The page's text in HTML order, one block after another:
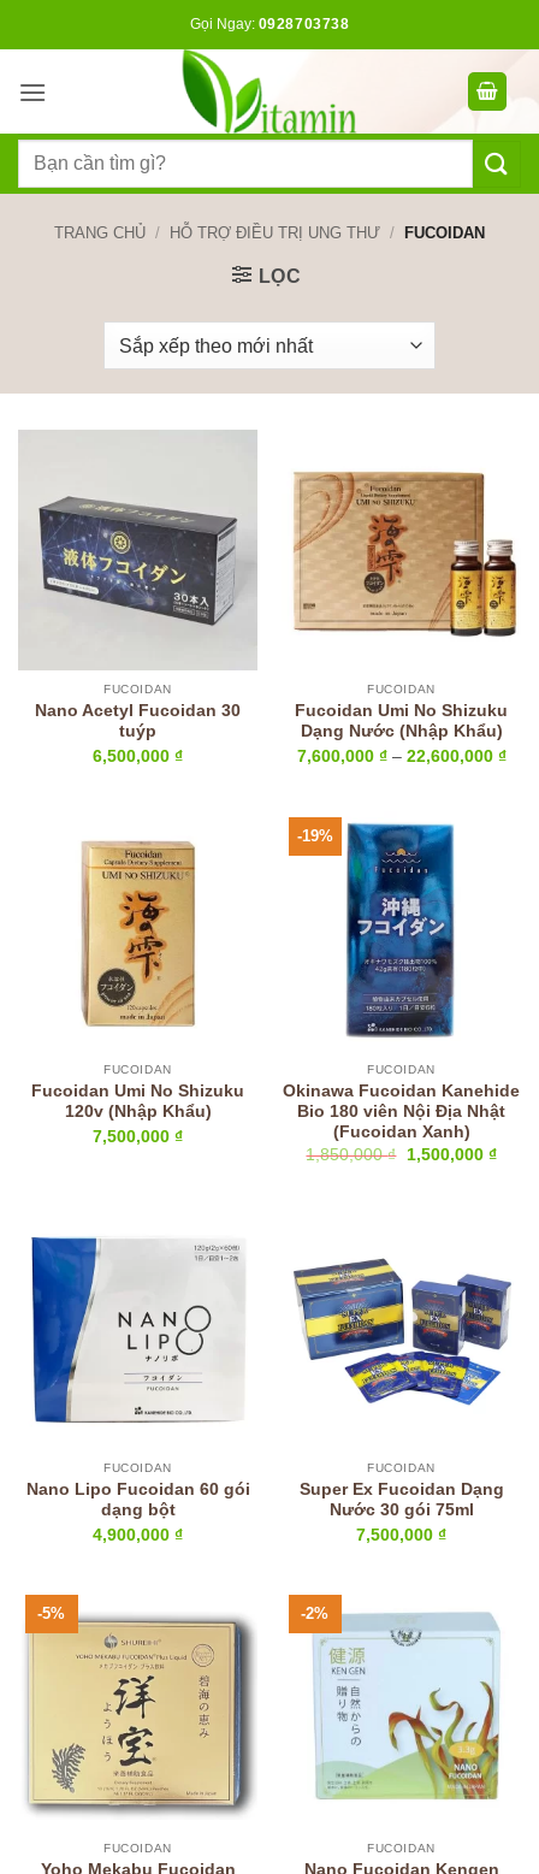
dung
Gọi Ngay: 0928703738
Tìm
TRANG CHỦ / HỖ TRỢ ĐIỀU TRỊ UNG THƯ / FUCOIDAN
LỌC
FUCOIDAN
Nano Acetyl Fucoidan 30
tuýp
6,500,000 ₫
FUCOIDAN
Fucoidan Umi No Shizuku
Dạng Nước (Nhập Khẩu)
7,600,000 ₫ – 22,600,000 ₫
FUCOIDAN
Fucoidan Umi No Shizuku
120v (Nhập Khẩu)
7,500,000 ₫
-19%
FUCOIDAN
Okinawa Fucoidan Kanehide
Bio 180 viên Nội Địa Nhật
(Fucoidan Xanh)
1,850,000₫
Giá
gốc
1,500,000 ₫Giá
FUCOIDAN
Nano Lipo Fucoidan 60 gói
dạng bột
4,900,000 ₫
FUCOIDAN
Super Ex Fucoidan Dạng
Nước 30 gói 75ml
7,500,000 ₫
-5%
FUCOIDAN
Yoho Mekabu Fucoidan
-2%
FUCOIDAN
Nano Fucoidan Kengen